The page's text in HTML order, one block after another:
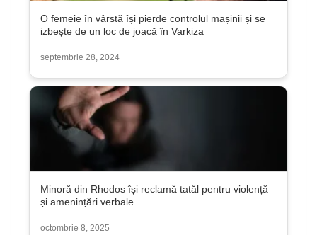
O femeie în vârstă își pierde controlul mașinii și se
izbește de un loc de joacă în Varkiza
septembrie 28, 2024
Minoră din Rhodos își reclamă tatăl pentru violență
și amenințări verbale
octombrie 8, 2025